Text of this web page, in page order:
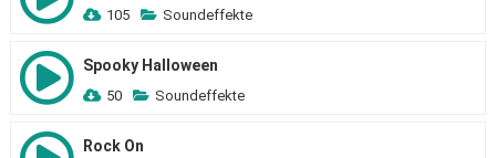
105 Soundeffekte
Spooky Halloween
50 Soundeffekte
Rock On